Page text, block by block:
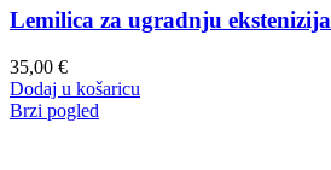
Lemilica za ugradnju ekstenizija
35,00 €
Dodaj u košaricu
Brzi pogled